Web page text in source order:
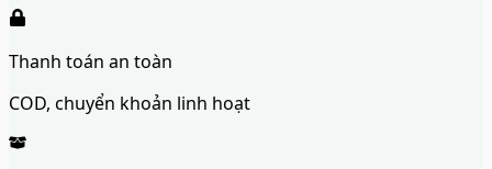
Thanh toán an toàn
COD, chuyển khoản linh hoạt